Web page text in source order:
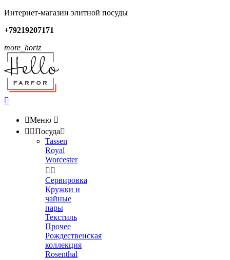
Интернет-магазин элитной посуды
+79219207171
more_horiz

Меню 
 Посуда
Tassen
Royal
Worcester
 
Сервировка
Кружки и
чайные
пары
Текстиль
Прочее
Рождественская
коллекция
Rosenthal